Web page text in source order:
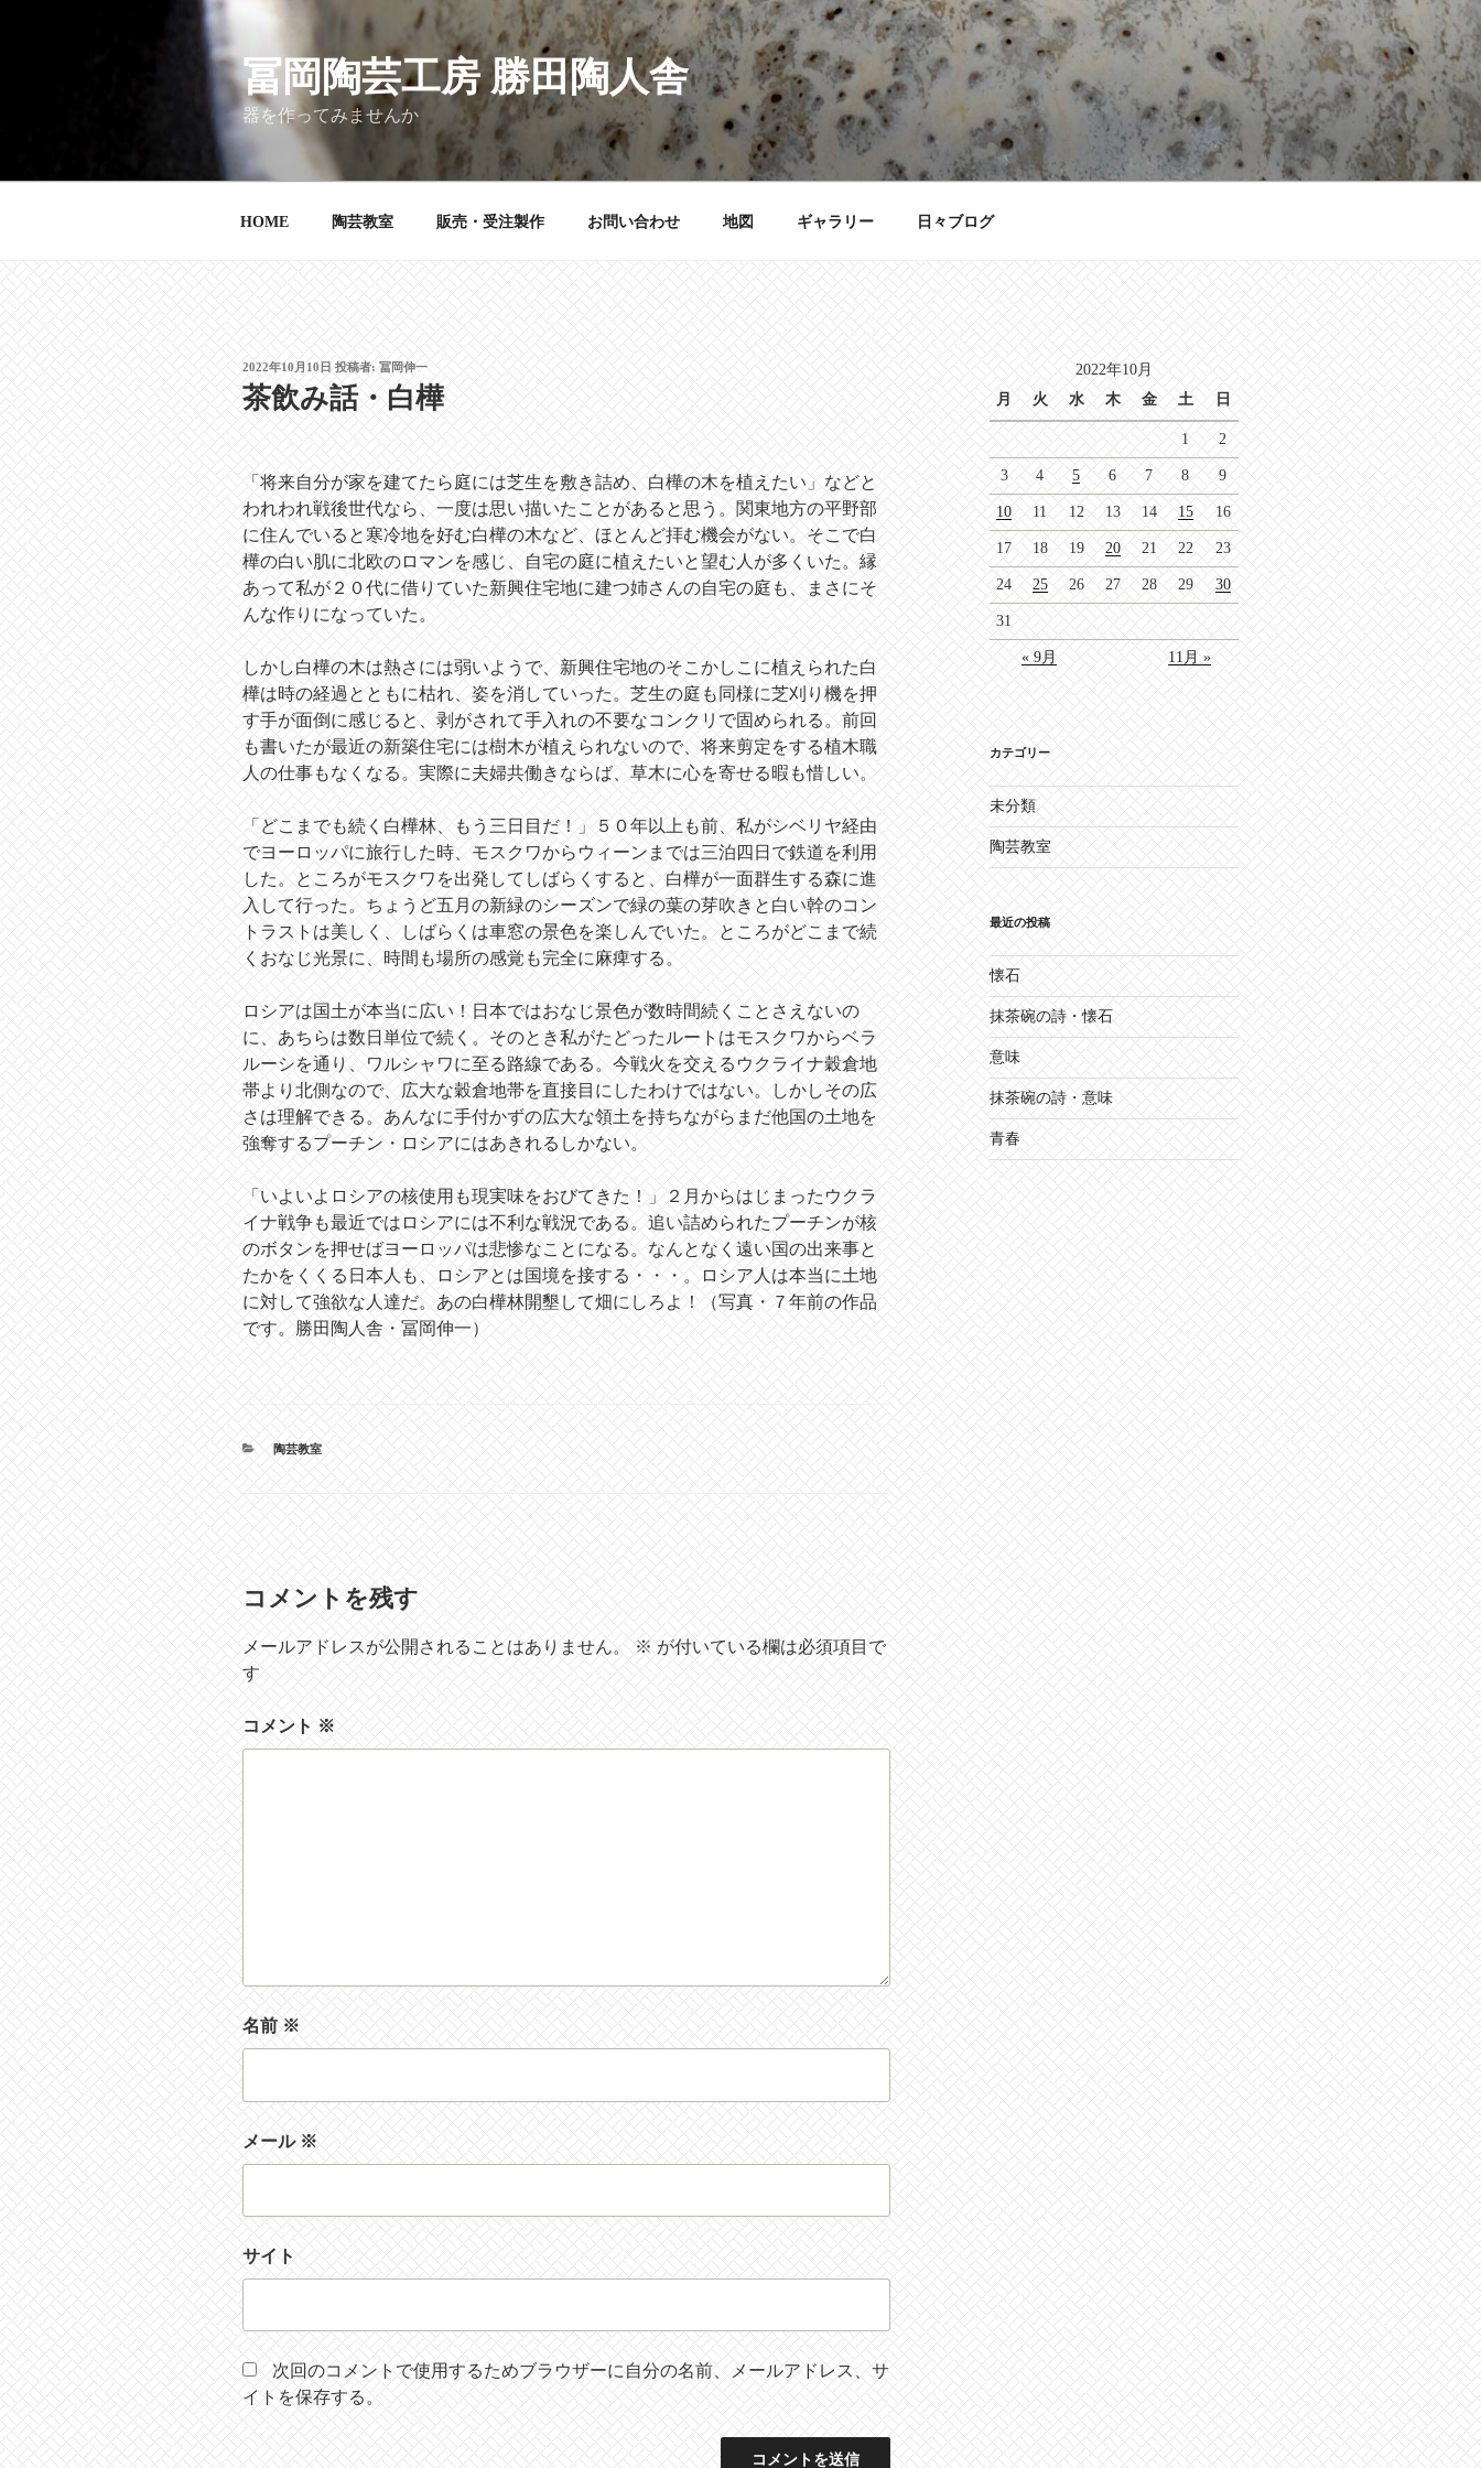
冨岡陶芸工房 勝田陶人舎
器を作ってみませんか
HOME 陶芸教室 販売・受注製作 お問い合わせ 地図 ギャラリー 日々ブログ
投
稿
日:
2022年10月10日投稿者:冨岡伸一
茶飲み話・白樺
「将来自分が家を建てたら庭には芝生を敷き詰め、白樺の木を植えたい」などと
われわれ戦後世代なら、一度は思い描いたことがあると思う。関東地方の平野部
に住んでいると寒冷地を好む白樺の木など、ほとんど拝む機会がない。そこで白
樺の白い肌に北欧のロマンを感じ、自宅の庭に植えたいと望む人が多くいた。縁
あって私が２０代に借りていた新興住宅地に建つ姉さんの自宅の庭も、まさにそ
んな作りになっていた。
しかし白樺の木は熱さには弱いようで、新興住宅地のそこかしこに植えられた白
樺は時の経過とともに枯れ、姿を消していった。芝生の庭も同様に芝刈り機を押
す手が面倒に感じると、剥がされて手入れの不要なコンクリで固められる。前回
も書いたが最近の新築住宅には樹木が植えられないので、将来剪定をする植木職
人の仕事もなくなる。実際に夫婦共働きならば、草木に心を寄せる暇も惜しい。
「どこまでも続く白樺林、もう三日目だ！」５０年以上も前、私がシベリヤ経由
でヨーロッパに旅行した時、モスクワからウィーンまでは三泊四日で鉄道を利用
した。ところがモスクワを出発してしばらくすると、白樺が一面群生する森に進
入して行った。ちょうど五月の新緑のシーズンで緑の葉の芽吹きと白い幹のコン
トラストは美しく、しばらくは車窓の景色を楽しんでいた。ところがどこまで続
くおなじ光景に、時間も場所の感覚も完全に麻痺する。
ロシアは国土が本当に広い！日本ではおなじ景色が数時間続くことさえないの
に、あちらは数日単位で続く。そのとき私がたどったルートはモスクワからベラ
ルーシを通り、ワルシャワに至る路線である。今戦火を交えるウクライナ穀倉地
帯より北側なので、広大な穀倉地帯を直接目にしたわけではない。しかしその広
さは理解できる。あんなに手付かずの広大な領土を持ちながらまだ他国の土地を
強奪するプーチン・ロシアにはあきれるしかない。
「いよいよロシアの核使用も現実味をおびてきた！」２月からはじまったウクラ
イナ戦争も最近ではロシアには不利な戦況である。追い詰められたプーチンが核
のボタンを押せばヨーロッパは悲惨なことになる。なんとなく遠い国の出来事と
たかをくくる日本人も、ロシアとは国境を接する・・・。ロシア人は本当に土地
に対して強欲な人達だ。あの白樺林開墾して畑にしろよ！（写真・７年前の作品
です。勝田陶人舎・冨岡伸一）
カ
テ
ゴ
リ
ー
陶芸教室
コメントを残す
メールアドレスが公開されることはありません。 ※が付いている欄は必須項目で
す
コメント※
名前※
メール※
サイト
次回のコメントで使用するためブラウザーに自分の名前、メールアドレス、サ
イトを保存する。
2022年10月
月
火 水 木 金 土 日
1 2
3 4 5 6 7 8 9
10 11 12 13 14 15 16
17 18 19 20 21 22 23
24 25 26 27 28 29 30
31
« 9月 11月 »
カテゴリー
未分類
陶芸教室
最近の投稿
懐石
抹茶碗の詩・懐石
意味
抹茶碗の詩・意味
青春